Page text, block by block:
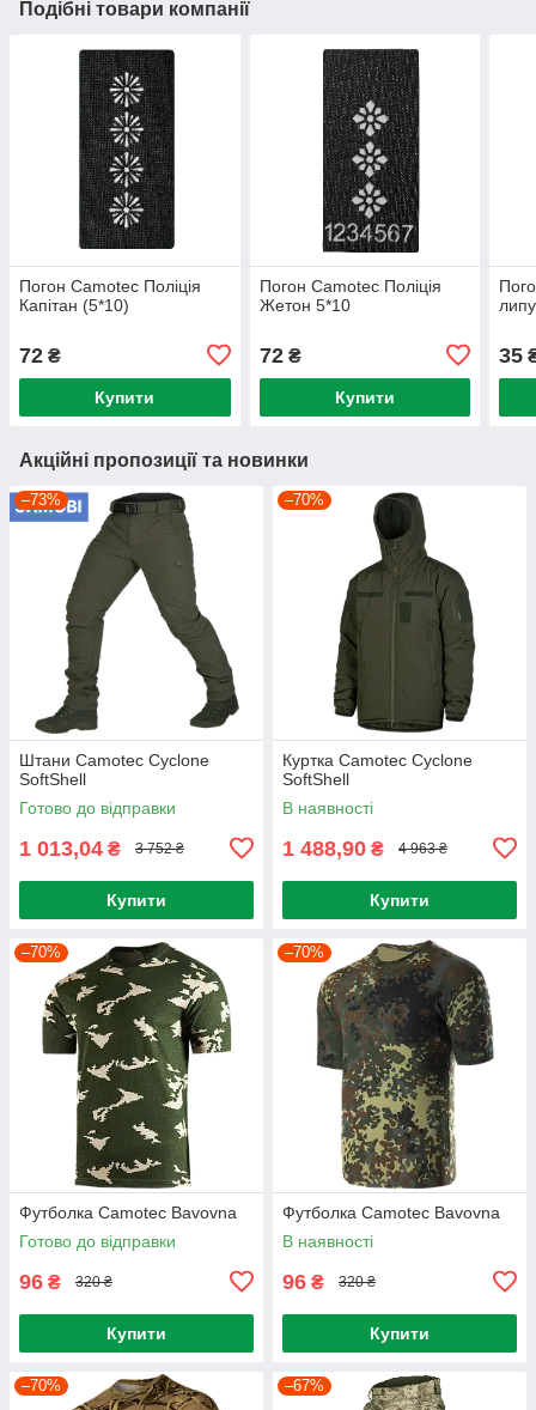
Подібні товари компанії
Погон Camotec Поліція
Капітан (5*10)
72 ₴
Купити
Погон Camotec Поліція
Жетон 5*10
72₴
Купити
35
Акційні пропозиції та новинки
–73%
Штани Camotec Cyclone
SoftShell
Готово до відправки
1 013,04 ₴ 3 752 ₴
Купити
–70%
Куртка Camotec Cyclone
SoftShell
В наявності
1 488,90 ₴ 4 963 ₴
Купити
–70%
Футболка Camotec Bavovna
Готово до відправки
96 ₴ 320 ₴
Купити
–70%
Футболка Camotec Bavovna
В наявності
96 ₴ 320 ₴
Купити
–70% –67%